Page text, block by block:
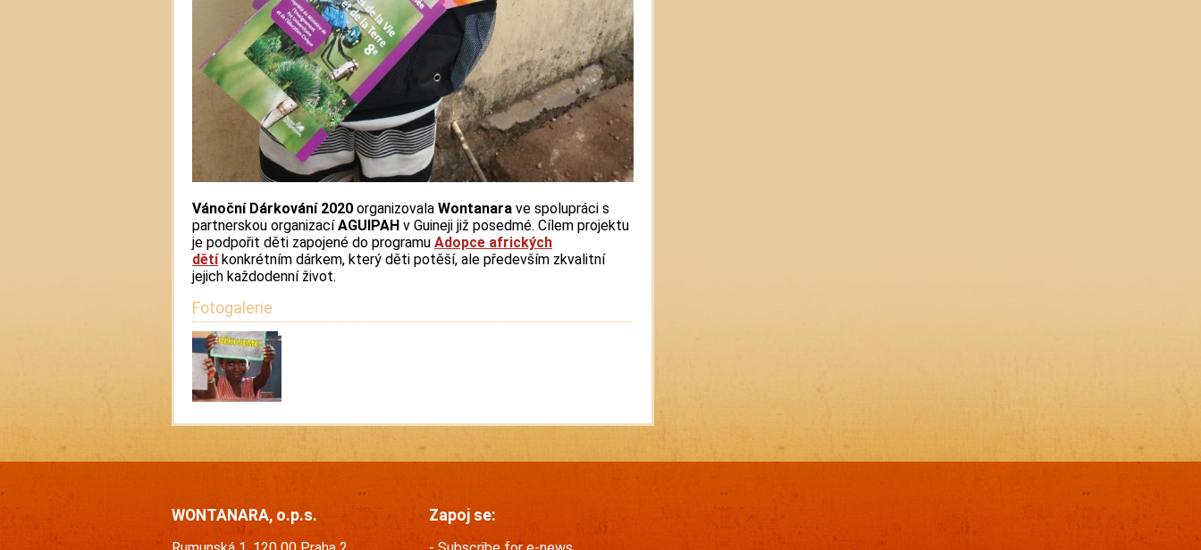
Vánoční Dárkování 2020 organizovala Wontanara ve spolupráci s
partnerskou organizacíAGUIPAH v Guineji již posedmé. Cílem projektu
je podpořit děti zapojené do programu Adopce afrických
dětíkonkrétním dárkem, který děti potěší, ale především zkvalitní
jejich každodenní život.
Fotogalerie
WONTANARA, o.p.s. Zapoj se: